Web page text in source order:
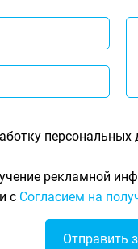
персональных
рекламной
с Согласием на